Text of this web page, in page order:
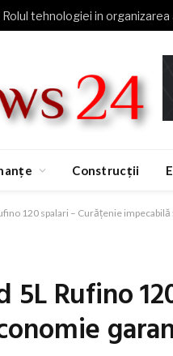
Rolul tehnologiei in
Construcții
120 spalari – Curățenie
Rufino